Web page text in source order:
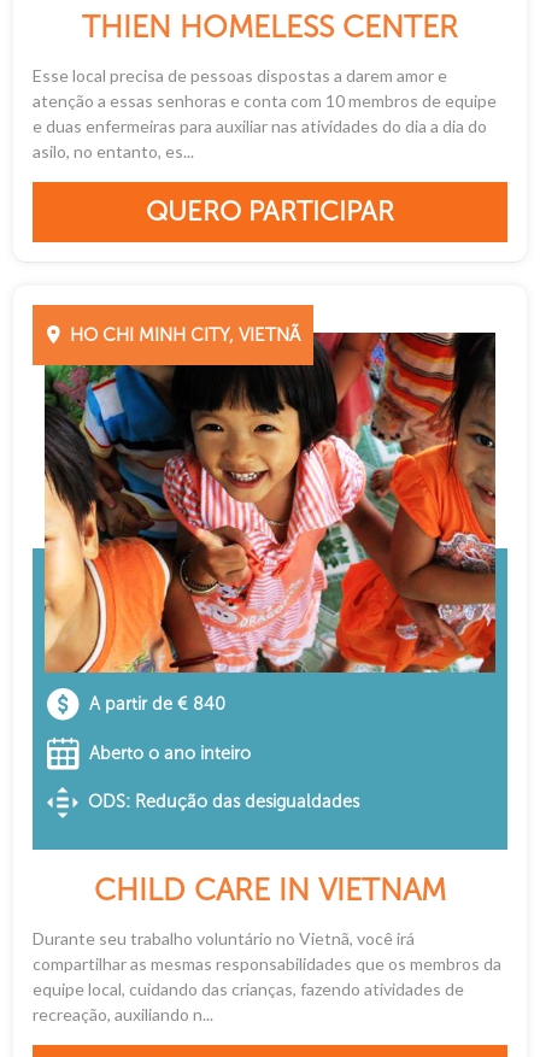
THIEN HOMELESS CENTER
Esse local precisa de pessoas dispostas a darem amor e
atenção a essas senhoras e conta com 10 membros de equipe
e duas enfermeiras para auxiliar nas atividades do dia a dia do
asilo, no entanto, es...
QUERO PARTICIPAR
HO CHI MINH CITY, VIETNÃ
A partir de € 840
Aberto o ano inteiro
ODS: Redução das desigualdades
CHILD CARE IN VIETNAM
Durante seu trabalho voluntário no Vietnã, você irá
compartilhar as mesmas responsabilidades que os membros da
equipe local, cuidando das crianças, fazendo atividades de
recreação, auxiliando n...